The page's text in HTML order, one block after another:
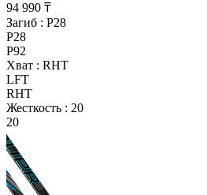
94 990 ₸
Загиб : P28
P28
P92
Хват : RHT
LFT
RHT
Жесткость : 20
20